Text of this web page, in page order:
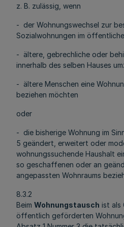
z. B. zulässig, wenn
- der Wohnungswechsel zur
Sozialwohnungen im
- ältere, gebrechliche oder
innerhalb des selben Hauses
- ältere Menschen eine
beziehen möchten
oder
- die bisherige Wohnung im
5 geändert, erweitert oder
wohnungssuchende Haushalt
so geschaffenen oder an
angepassten Wohnraums
8.3.2
Beim Wohnungstausch ist als
öffentlich geförderten